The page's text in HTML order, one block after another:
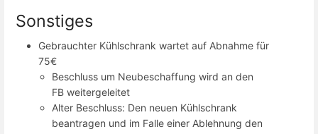
Sonstiges
Gebrauchter Kühlschrank wartet auf Abnahme für
75€
Beschluss um Neubeschaffung wird an den
FB weitergeleitet
Alter Beschluss: Den neuen Kühlschrank
beantragen und im Falle einer Ablehnung den